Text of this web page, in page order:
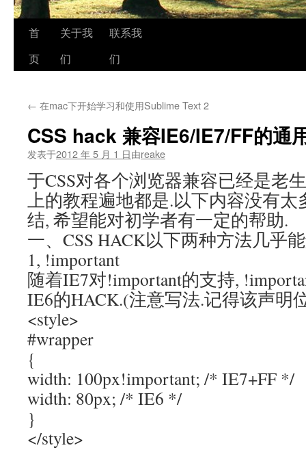
跳
至
文
首
页
关于我
们
联系我
们
← 在mac下开始学习和使用Sublime Text 2
CSS hack 兼容IE6/IE7/FF的通
发表于2012 年 5 月 1 日由reake
于CSS对各个浏览器兼容已经是老
上的教程遍地都是.以下内容没有太
结, 希望能对初学者有一定的帮助.
一、CSS HACK以下两种方法几乎
1, !important
随着IE7对!important的支持,
IE6的HACK.(注意写法.记得该声明
<style>
#wrapper
{
width: 100px!important; /* IE7+FF */
width: 80px; /* IE6 */
}
</style>